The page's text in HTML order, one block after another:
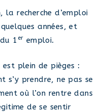
la recherche d’emploi
années, et
1 er emploi.
plein de pièges :
s’y prendre, ne pas se
où l’on rentre dans
de se sentir